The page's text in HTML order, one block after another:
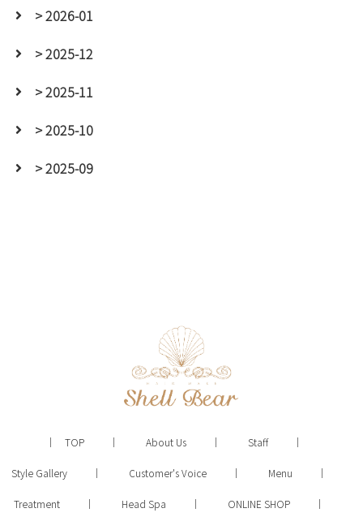
> 2026-01
> 2025-12
> 2025-11
> 2025-10
> 2025-09
TOP About Us Staff
Style Gallery Customer's Voice Menu
Treatment Head Spa ONLINE SHOP